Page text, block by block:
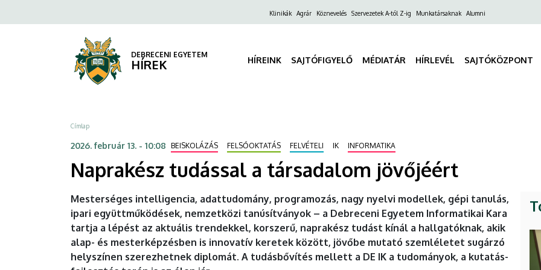
társadalom
DEBRECENI
EGYETEM
a
FelsőKlinikák Agrár Köznevelés Szervezetek A-tól Z-ig Munkatársaknak Alumni
DEBRECENI EGYETEM
HÍREK HÍREINK SAJTÓFIGYELŐ MÉDIATÁR HÍRLEVÉL SAJTÓKÖZPONT
Morzsa
Címlap
2026. február 13. - 10:08 BEISKOLÁZÁS FELSŐOKTATÁS FELVÉTELI IK INFORMATIKA
Naprakész tudással a társadalom jövőjéért
Mesterséges intelligencia, adattudomány, programozás, nagy nyelvi modellek, gépi tanulás,
ipari együttműködések, nemzetközi tanúsítványok – a Debreceni Egyetem Informatikai Kara
tartja a lépést az aktuális trendekkel, korszerű, naprakész tudást kínál a hallgatóknak, akik
alap- és mesterképzésben is innovatív keretek között, jövőbe mutató szemléletet sugárzó
helyszínen szerezhetnek diplomát. A tudásbővítés mellett a DE IK a tudományok, a kutatás-